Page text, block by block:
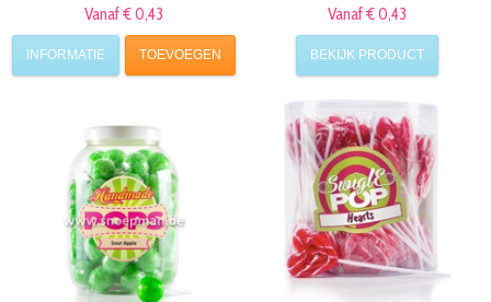
Vanaf € 0,43
INFORMATIE TOEVOEGEN
Vanaf € 0,43
BEKIJK PRODUCT